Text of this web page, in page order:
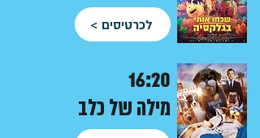
לכרטיסים >
מילה של כלב
16:20